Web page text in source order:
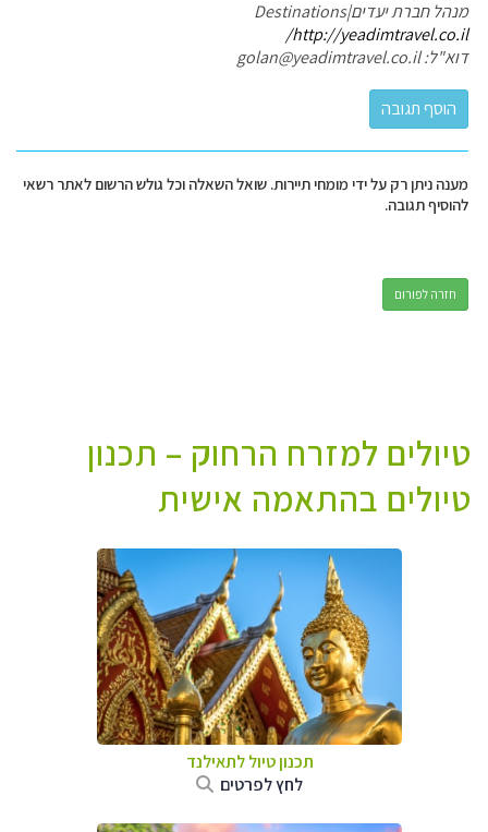
מנהל חברת יעדים|Destinations
http://yeadimtravel.co.il/
דוא"ל: golan@yeadimtravel.co.il
מענה ניתן רק על ידי מומחי תיירות. שואל השאלה וכל גולש הרשום לאתר רשאי
להוסיף תגובה.
חזרה לפורום
טיולים למזרח הרחוק – תכנון
טיולים בהתאמה אישית
תכנון טיול לתאילנד
לחץ לפרטים